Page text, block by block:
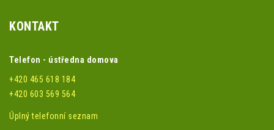
KONTAKT
Telefon - ústředna domova
+420 465 618 184
+420 603 569 564
Úplný telefonní seznam